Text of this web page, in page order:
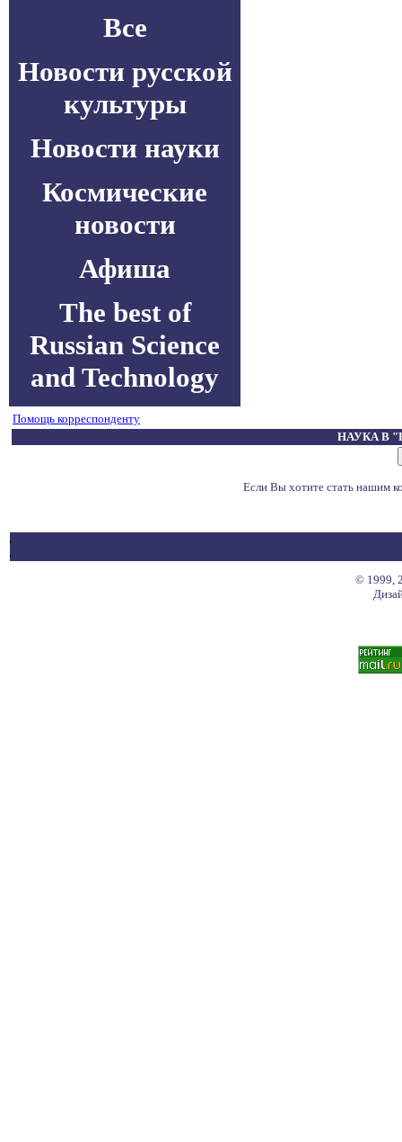
Все
Новости русской
культуры
Новости науки
Космические
новости
Афиша
The best of
Russian Science
and Technology
Помощь корреспонденту
НАУКА В
Если Вы хотите стать нашим
© 1999,